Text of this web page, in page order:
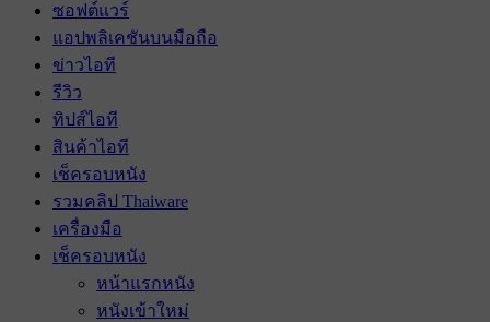
ซอฟต์แวร์
แอปพลิเคชันบนมือถือ
ข่าวไอที
รีวิว
ทิปส์ไอที
สินค้าไอที
เช็ครอบหนัง
รวมคลิป Thaiware
เครื่องมือ
เช็ครอบหนัง
หน้าแรกหนัง
หนังเข้าใหม่